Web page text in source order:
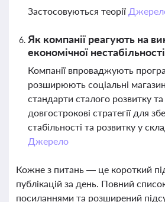
Застосовуються теорії
Як компанії реагують на
економічної
Компанії впроваджують
розширюють соціальні
стандарти сталого розвитку
довгострокові стратегії для
стабільності та розвитку у
Джерело
Кожне з питань — це короткий
публікацій за день. Повний
посиланнями та розширений